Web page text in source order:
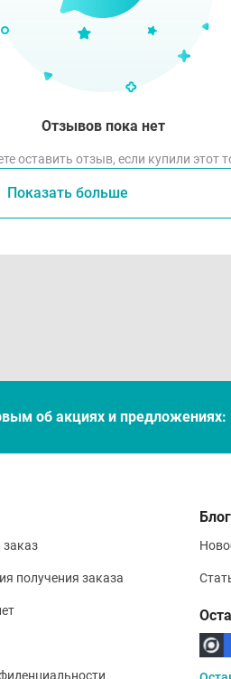
Отзывов пока нет
оставить отзыв, если купили этот
Показать больше
об акцияx и предложениях:
получения заказа
Блог